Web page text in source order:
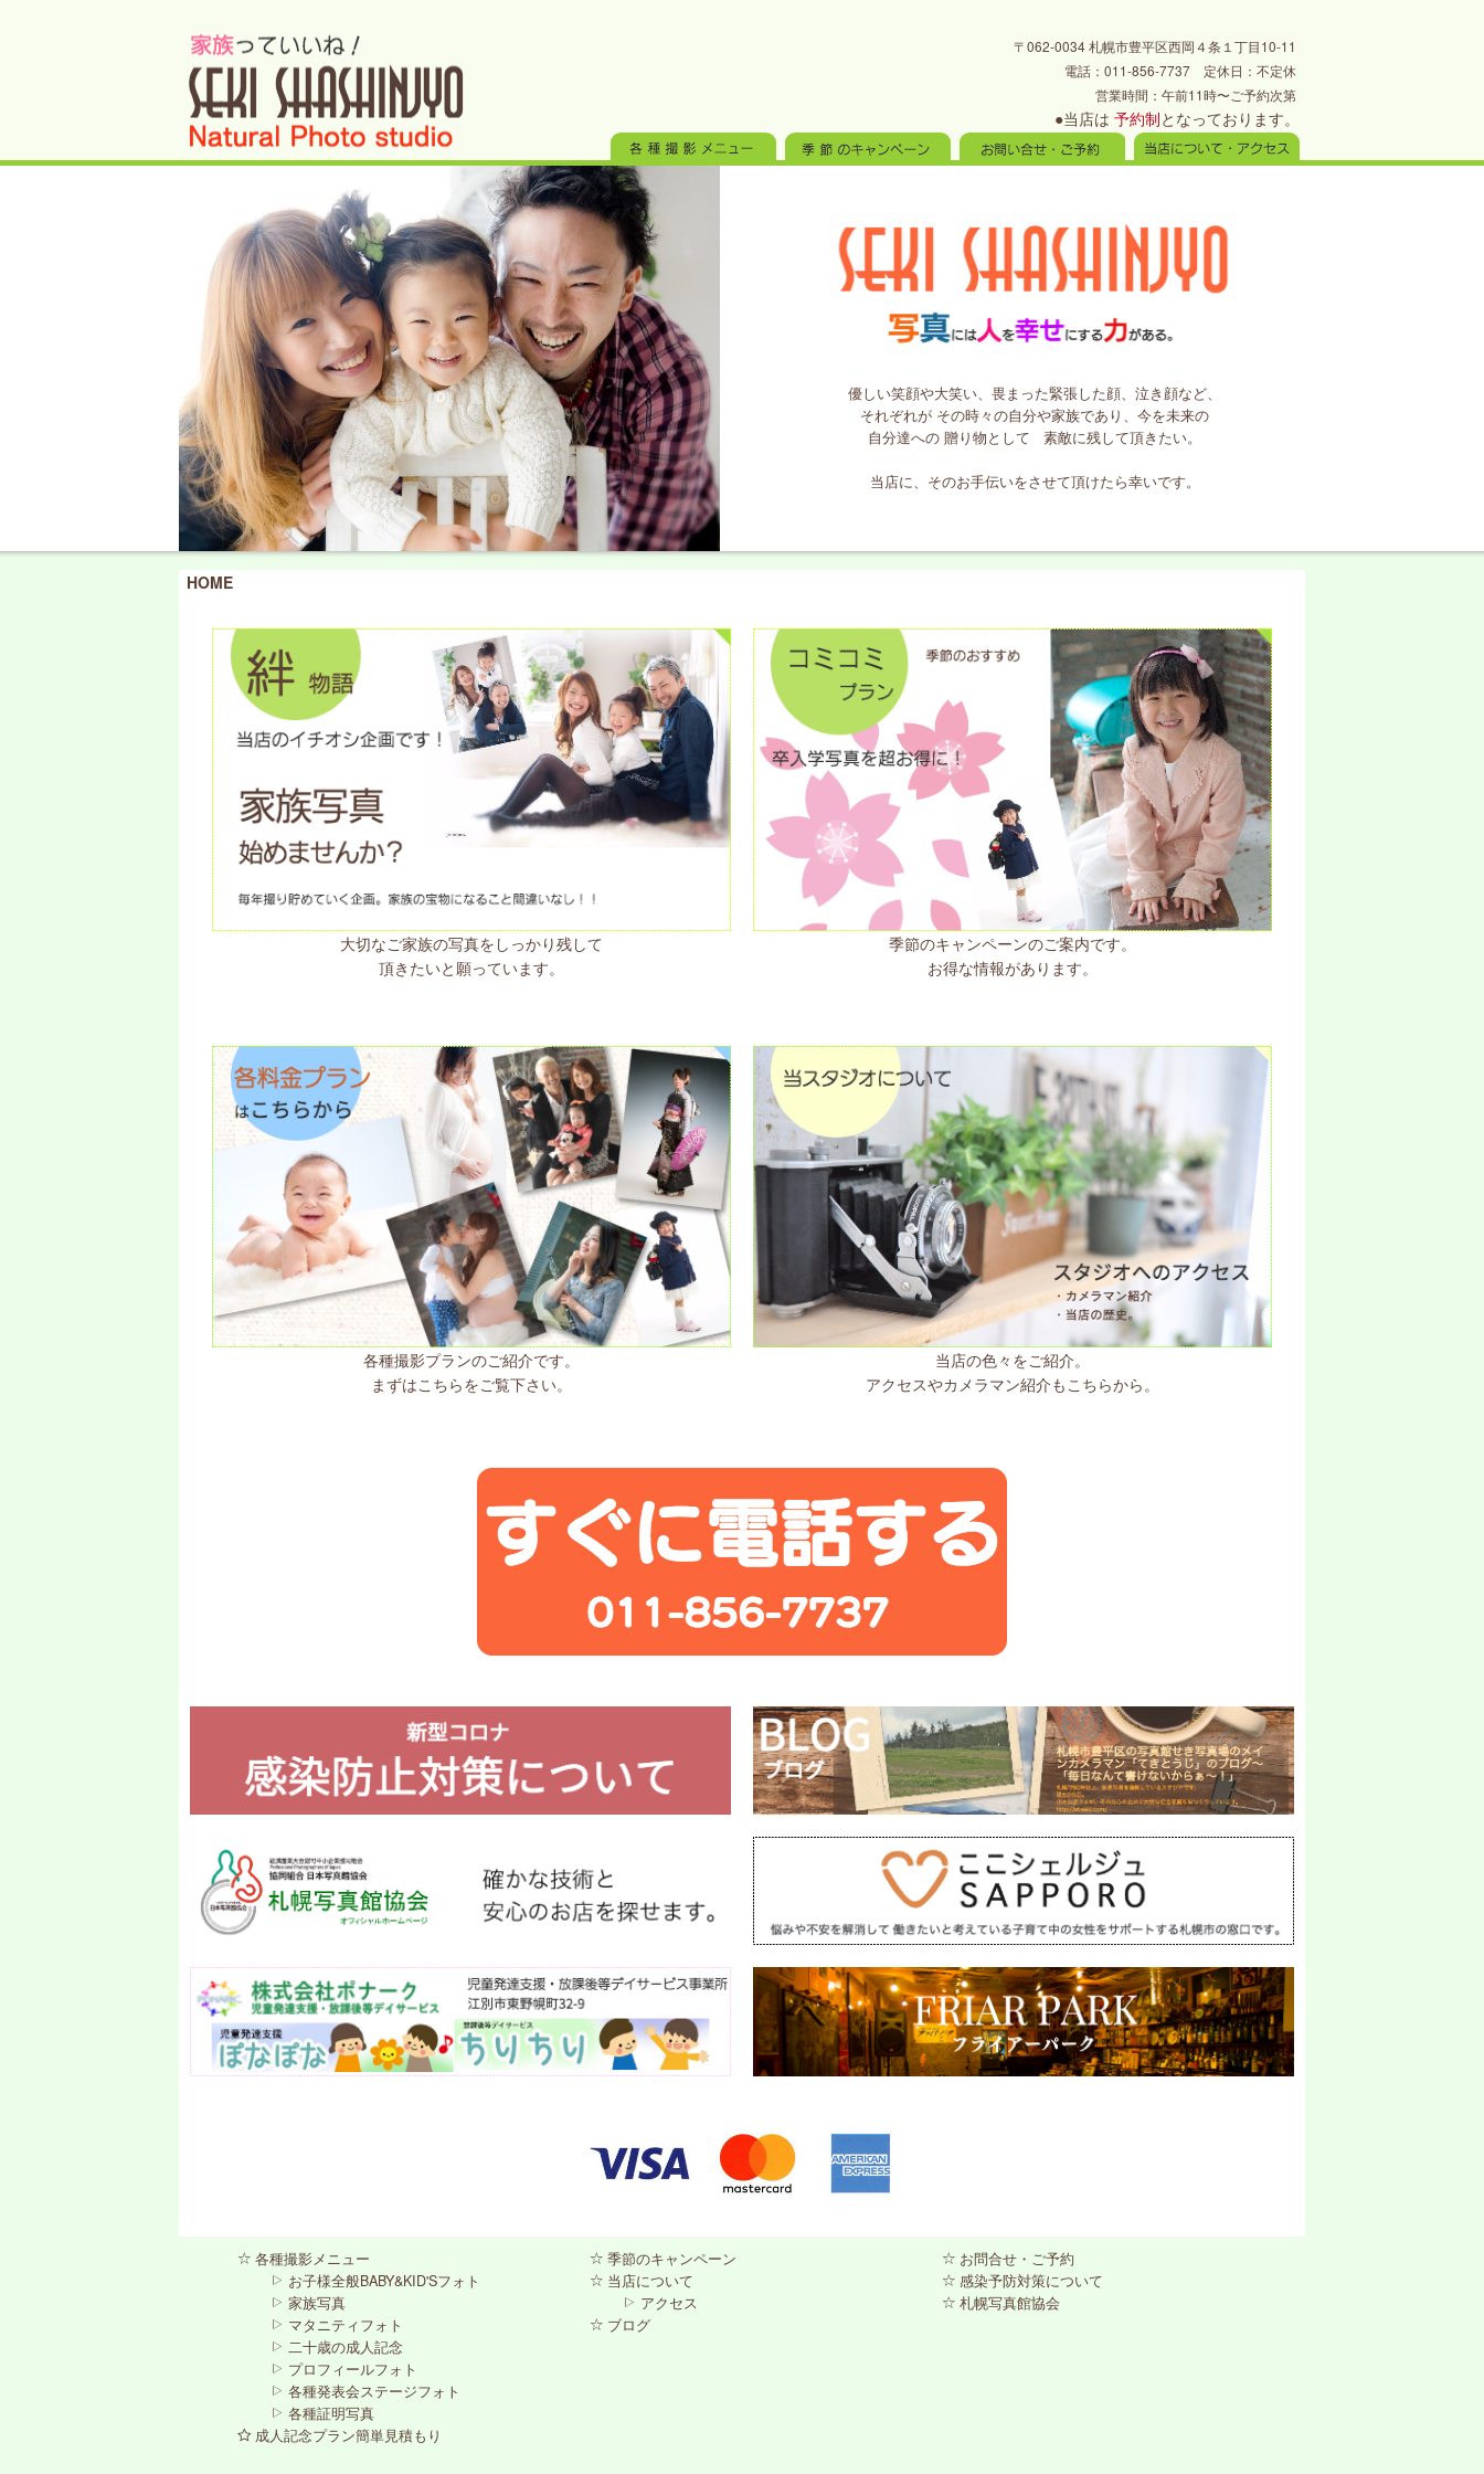
〒062-0034 札幌市豊平区西岡４条１丁目10-11
電話：011-856-7737 定休日：不定休
営業時間：午前11時〜ご予約次第
●当店は 予約制となっております。
優しい笑顔や大笑い、畏まった緊張した顔、泣き顔など、
それぞれが その時々の自分や家族であり、今を未来の
自分達への 贈り物として 素敵に残して頂きたい。
当店に、そのお手伝いをさせて頂けたら幸いです。
HOME
大切なご家族の写真をしっかり残して
頂きたいと願っています。
季節のキャンペーンのご案内です。
お得な情報があります。
各種撮影プランのご紹介です。
まずはこちらをご覧下さい。
当店の色々をご紹介。
アクセスやカメラマン紹介もこちらから。
各種撮影メニュー
お子様全般BABY&KID'Sフォト
家族写真
マタニティフォト
二十歳の成人記念
プロフィールフォト
各種発表会ステージフォト
各種証明写真
成人記念プラン簡単見積もり
季節のキャンペーン
当店について
アクセス
ブログ
お問合せ・ご予約
感染予防対策について
札幌写真館協会